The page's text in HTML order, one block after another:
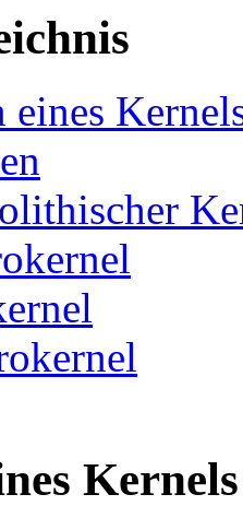
eines
Kernels